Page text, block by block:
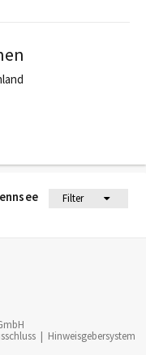
Filter
| Hinweisgebersystem